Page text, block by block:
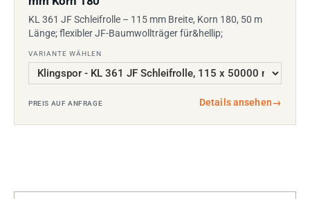
KL 361 JF Schleifrolle – 115 mm Breite, Korn 180, 50 m
Länge; flexibler JF-Baumwollträger für&hellip;
VARIANTE WÄHLEN
PREIS AUF ANFRAGE Details ansehen→